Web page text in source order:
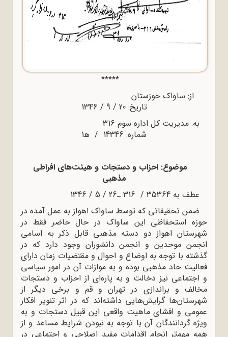
*****
از: ساواک خوزستان
تاریخ: 20 / 9 / 1346
شماره: 14346 / ﻫ1
موضوع: احزاب و دستجات و هیئت‌های افراطی
مذهبی
عطف به 35364 / 316 ـ‌26 / 5 / 1346
ضمن تحقیقاتی که توسط ساواک اهواز به عمل آمده در
حوزه استحفاظی این ساواک در حال حاضر فقط در
شهرستان اهواز دو دسته مذهبی قابل ذکر به اسامی
انجمن موحدین و انجمن دانشوران وجود دارد که در
گذشته با توجه به اوضاع و احوال و مقتضیات زمان دارای
فعالیت حاد مذهبی بوده و به موازات آن در امور سیاسی
و اجتماعی نیز دخالت و به پاره‌ای از احزاب و دستجات
مخالف و براندازی در تهران و قم و برخی دیگر از
شهرستان‌ها گرایش‌هایی داشته‌اند که در اثر تنویر افکار
عمومی و افشای ماهیت واقعی این قبیل دستجات و به
ویژه گردانندگان آن با توجه به نبودن شرایط مساعد و از
همه مهم‌تر انجام اقدامات مفید اصلاحی و اجتماعی در